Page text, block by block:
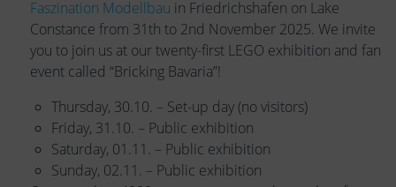
Faszination Modellbau in Friedrichshafen on Lake
Constance from 31th to 2nd November 2025. We invite
you to join us at our twenty-first LEGO exhibition and fan
event called “Bricking Bavaria”!
Thursday, 30.10. – Set-up day (no visitors)
Friday, 31.10. – Public exhibition
Saturday, 01.11. – Public exhibition
Sunday, 02.11. – Public exhibition